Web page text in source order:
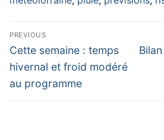
Navigation
de
l’article
PREVIOUS
Previous
post:
Cette semaine : temps
hivernal et froid modéré
au programme
Next